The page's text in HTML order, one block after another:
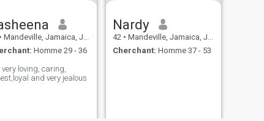
• Mandeville, Jamaica, Jamaique
Homme 29 - 36
very loving, caring,
and very jealous
Nardy
42 • Mandeville, Jamaica, Jamaique
Cherchant: Homme 37 - 53